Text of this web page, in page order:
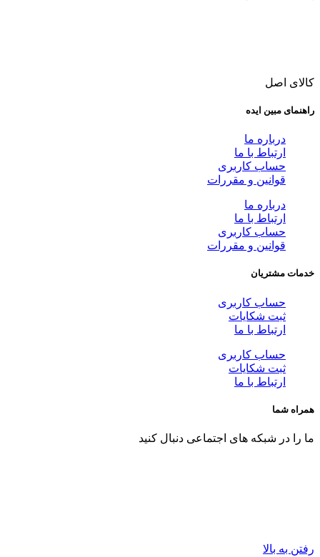
کالای اصل
راهنمای مبین ایده
درباره ما
ارتباط با ما
حساب کاربری
قوانین و مقررات
درباره ما
ارتباط با ما
حساب کاربری
قوانین و مقررات
خدمات مشتریان
حساب کاربری
ثبت شکایات
ارتباط با ما
حساب کاربری
ثبت شکایات
ارتباط با ما
همراه شما
ما را در شبکه های اجتماعی دنبال کنید
رفتن به بالا